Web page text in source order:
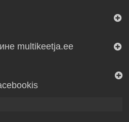
multikeetja.ee